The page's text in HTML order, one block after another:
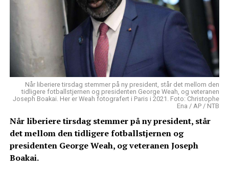
Når liberiere tirsdag stemmer på ny president, står det mellom den
tidligere fotballstjernen og presidenten George Weah, og veteranen
Joseph Boakai. Her er Weah fotografert i Paris i 2021. Foto: Christophe
Ena / AP / NTB
Når liberiere tirsdag stemmer på ny president, står
det mellom den tidligere fotballstjernen og
presidenten George Weah, og veteranen Joseph
Boakai.